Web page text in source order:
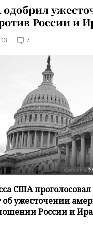
России и
7
США проголосовал
об ужесточении
России и